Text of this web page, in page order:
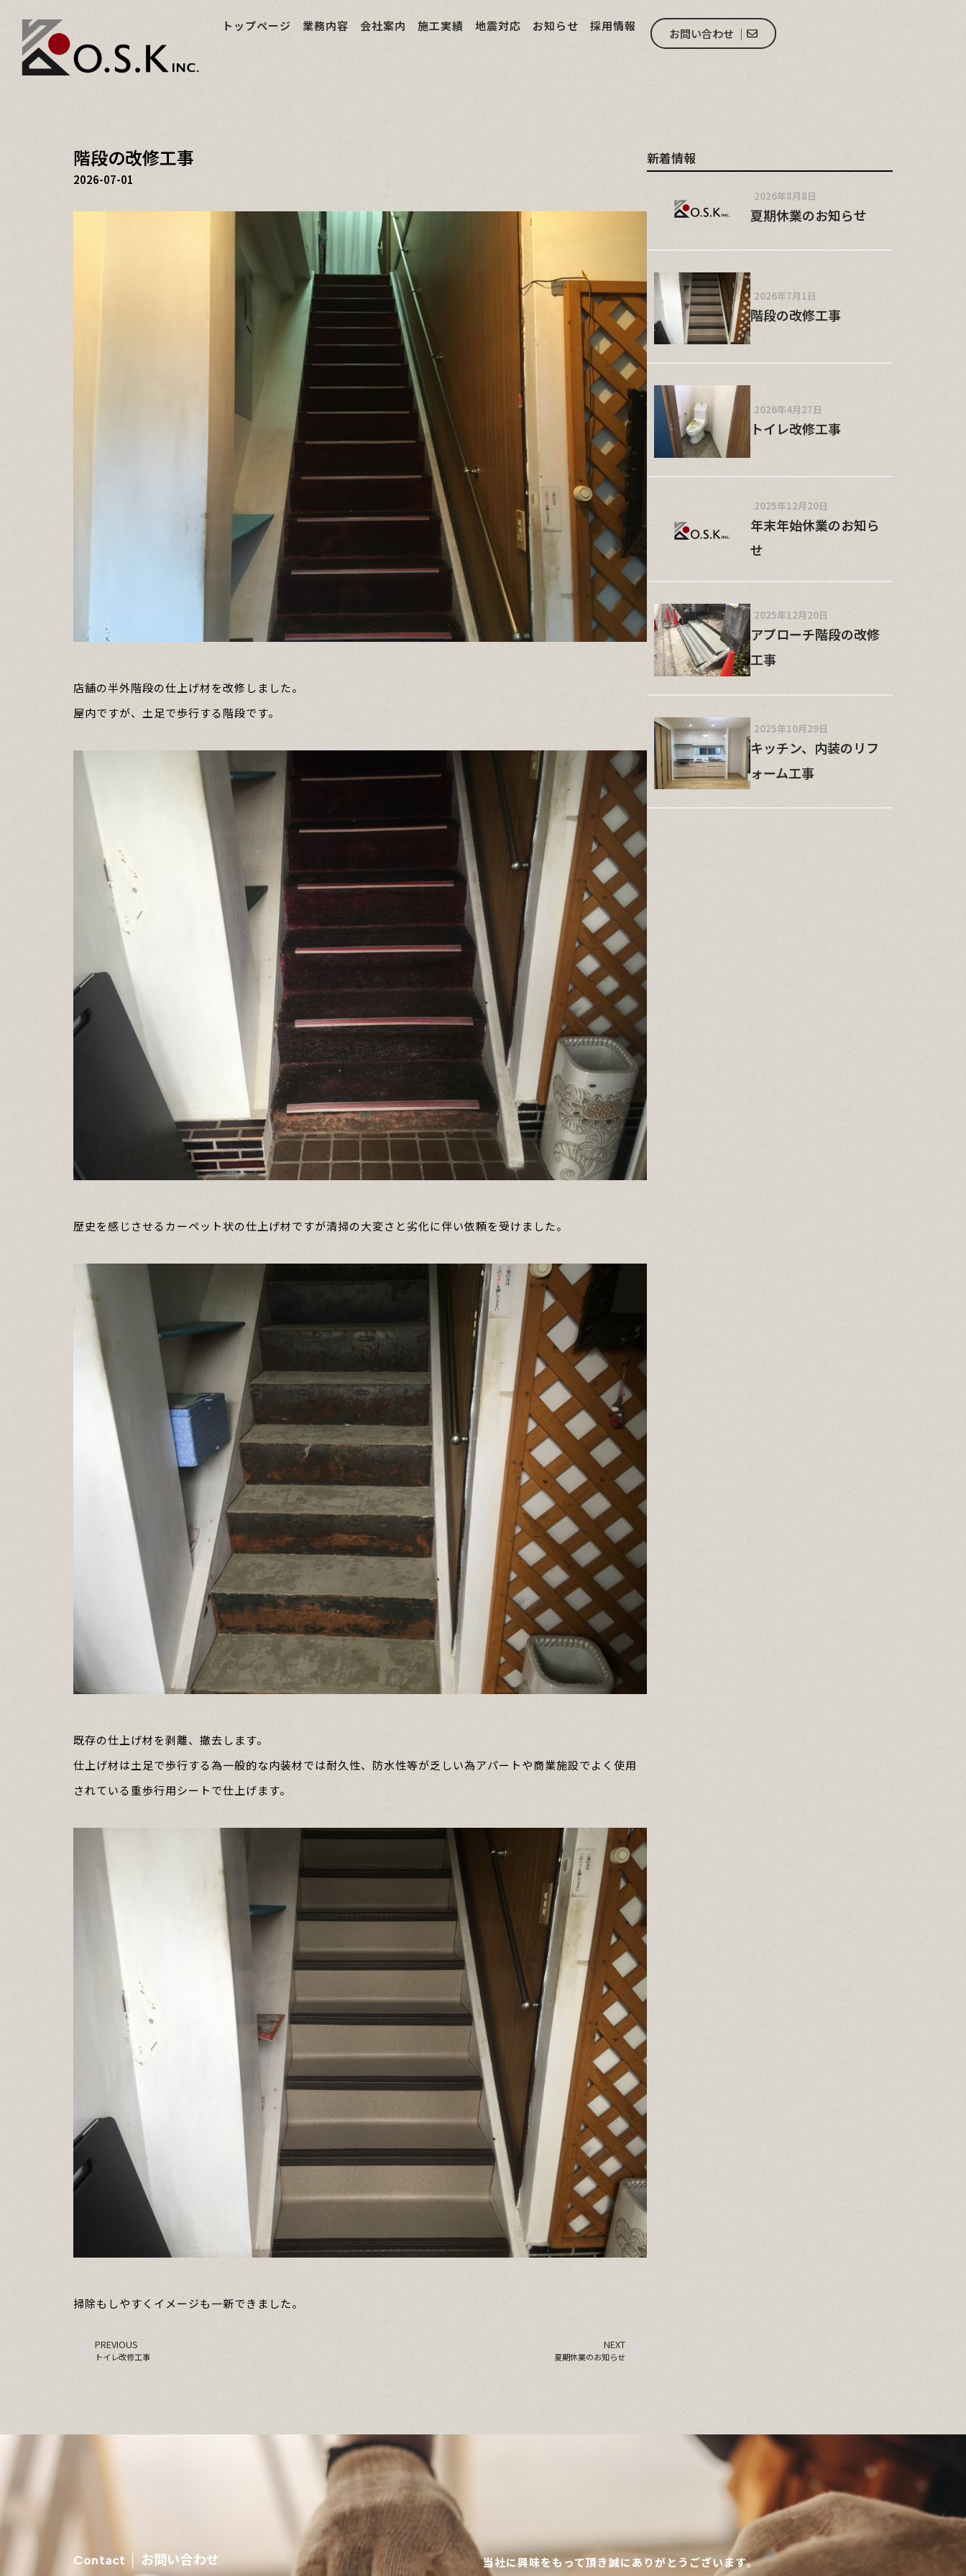
トップページ 業務内容 会社案内 施工実績 地震対応 お知らせ 採用情報
お問い合わせ │
階段の改修工事
2026-07-01
店舗の半外階段の仕上げ材を改修しました。
屋内ですが、土足で歩行する階段です。
歴史を感じさせるカーペット状の仕上げ材ですが清掃の大変さと劣化に伴い依頼を受けました。
既存の仕上げ材を剥離、撤去します。
仕上げ材は土足で歩行する為一般的な内装材では耐久性、防水性等が乏しい為アパートや商業施設でよく使用
されている重歩行用シートで仕上げます。
掃除もしやすくイメージも一新できました。
PREVIOUS
トイレ改修工事
NEXT
夏期休業のお知らせ
新着情報
2026年8月8日
夏期休業のお知らせ
2026年7月1日
階段の改修工事
2026年4月27日
トイレ改修工事
2025年12月20日
年末年始休業のお知ら
せ
2025年12月20日
アプローチ階段の改修
工事
2025年10月29日
キッチン、内装のリフ
ォーム工事
Contact │ お問い合わせ 当社に興味をもって頂き誠にありがとうございます。